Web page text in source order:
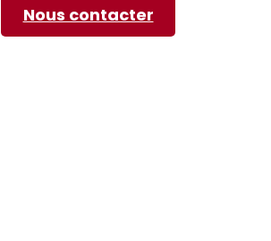
Nous contacter